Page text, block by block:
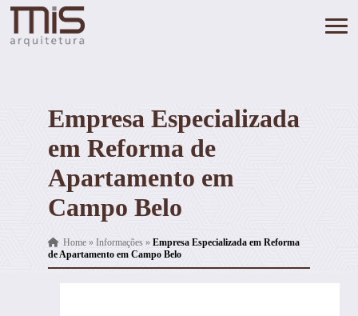
Empresa Especializada
em Reforma de
Apartamento em
Campo Belo
Home» Informações » Empresa Especializada em Reforma
de Apartamento em Campo Belo